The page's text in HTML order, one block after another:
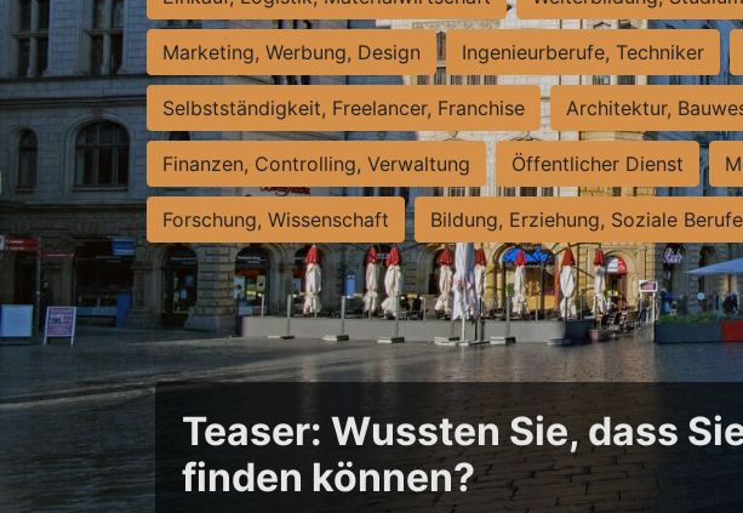
Marketing, Werbung, Design Ingenieurberufe, Techniker
Selbstständigkeit, Freelancer, Franchise Architektur,
Finanzen, Controlling, Verwaltung Öffentlicher Dienst
Forschung, Wissenschaft Bildung, Erziehung, Soziale Berufe
Teaser: Wussten Sie, dass
finden können?